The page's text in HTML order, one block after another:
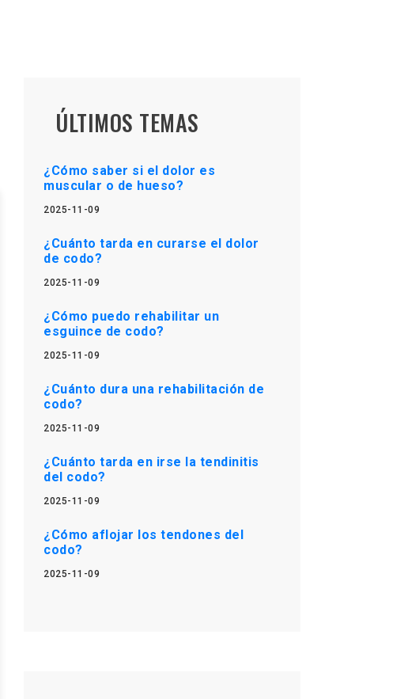
ÚLTIMOS TEMAS
¿Cómo saber si el dolor es
muscular o de hueso?
2025-11-09
¿Cuánto tarda en curarse el dolor
de codo?
2025-11-09
¿Cómo puedo rehabilitar un
esguince de codo?
2025-11-09
¿Cuánto dura una rehabilitación de
codo?
2025-11-09
¿Cuánto tarda en irse la tendinitis
del codo?
2025-11-09
¿Cómo aflojar los tendones del
codo?
2025-11-09